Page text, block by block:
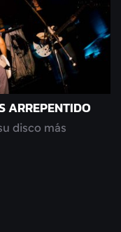
ARREPENTIDO
disco más